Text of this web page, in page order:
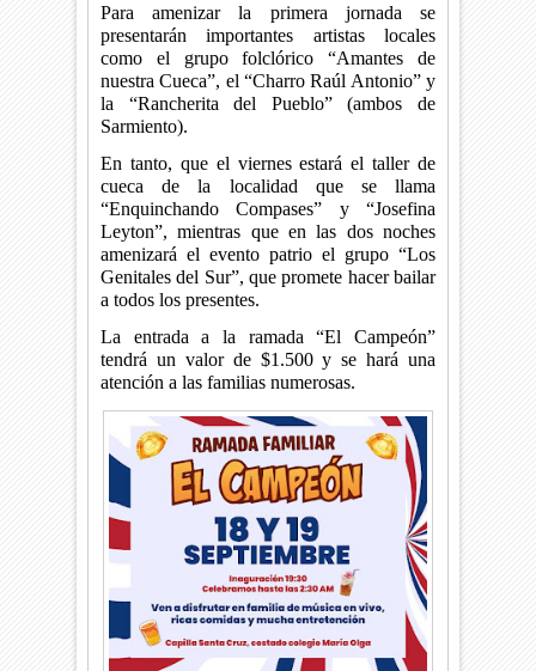
Para amenizar la primera jornada se
presentarán importantes artistas locales
como el grupo folclórico “Amantes de
nuestra Cueca”, el “Charro Raúl Antonio” y
la “Rancherita del Pueblo” (ambos de
Sarmiento).
En tanto, que el viernes estará el taller de
cueca de la localidad que se llama
“Enquinchando Compases” y “Josefina
Leyton”, mientras que en las dos noches
amenizará el evento patrio el grupo “Los
Genitales del Sur”, que promete hacer bailar
a todos los presentes.
La entrada a la ramada “El Campeón”
tendrá un valor de $1.500 y se hará una
atención a las familias numerosas.